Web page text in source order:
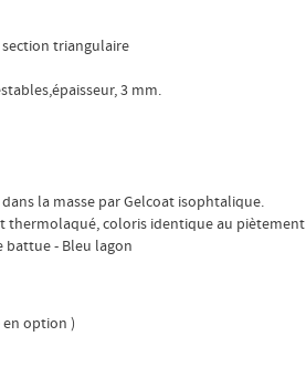
section triangulaire
3 mm.
la masse par Gelcoat isophtalique.
thermolaqué, coloris identique au piètement
battue - Bleu lagon
en option )